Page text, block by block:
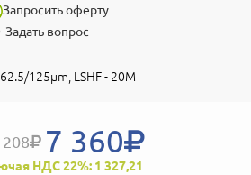
Запросить оферту
Задать вопрос
125µm, LSHF - 20M
7 360
НДС 22%: 1 327,21